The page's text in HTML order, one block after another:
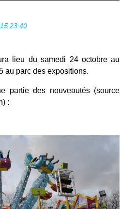
23:40
lieu du samedi 24 octobre au
au parc des expositions.
partie des nouveautés (source
: